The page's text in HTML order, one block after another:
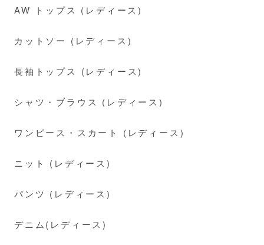
AW トップス (レディース)
カットソー (レディース)
長袖トップス (レディース)
シャツ・ブラウス (レディース)
ワンピース・スカート (レディース)
ニット (レディース)
パンツ (レディース)
デニム(レディース)